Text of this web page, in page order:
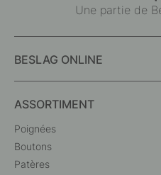
Une partie de
BESLAG ONLINE
ASSORTIMENT
Poignées
Boutons
Patères